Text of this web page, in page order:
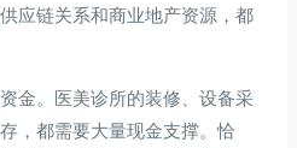
应链关系和商业地产资源，都
金。医美诊所的装修、设备采
，都需要大量现金支撑。恰